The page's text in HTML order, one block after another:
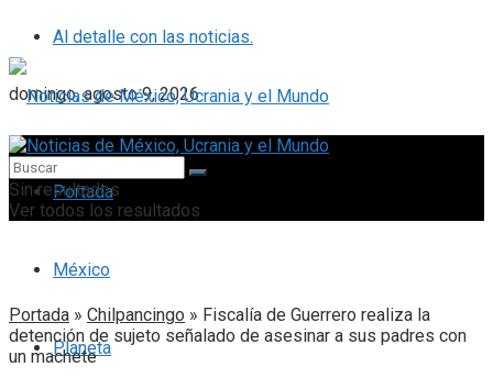
Al detalle con las noticias.
domingo, agosto 9, 2026
Portada
México
Planeta
Sin resultados
Ver todos los resultados
Portada » Chilpancingo » Fiscalía de Guerrero realiza la
detención de sujeto señalado de asesinar a sus padres con
un machete